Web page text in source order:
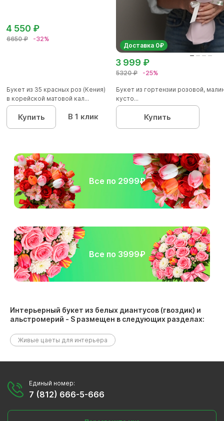
6650 ₽ -32%
4 550 ₽
Букет из 35 красных роз (Кения)
в корейской матовой кал...
Купить В 1 клик
Доставка 0₽
5320 ₽ -25%
3 999 ₽
Букет из гортензии розовой,
кусто...
Купить
Все по 2999₽
Все по 3999₽
Интерьерный букет из белых диантусов (гвоздик) и
альстромерий - S размещен в следующих разделах:
Живые цаеты для интерьера
Единый номер:
7 (812) 666-5-666